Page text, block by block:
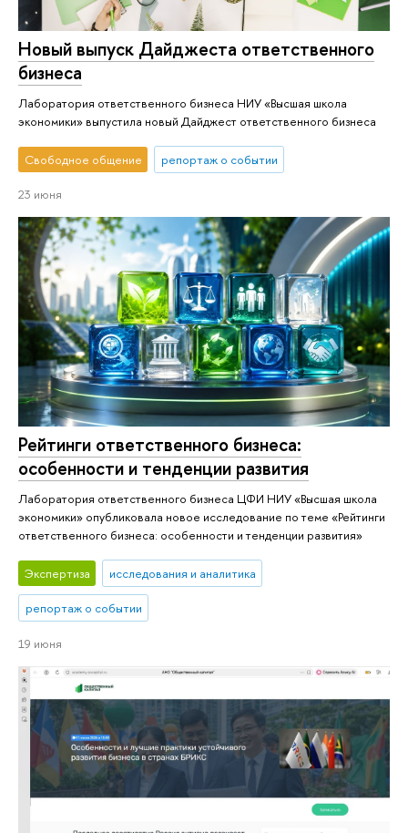
Новый выпуск Дайджеста ответственного
бизнеса
Лаборатория ответственного бизнеса НИУ «Высшая школа
экономики» выпустила новый Дайджест ответственного бизнеса
Свободное общение репортаж о событии
23 июня
Рейтинги ответственного бизнеса:
особенности и тенденции развития
Лаборатория ответственного бизнеса ЦФИ НИУ «Высшая школа
экономики» опубликовала новое исследование по теме «Рейтинги
ответственного бизнеса: особенности и тенденции развития»
Экспертиза исследования и аналитика
репортаж о событии
19 июня